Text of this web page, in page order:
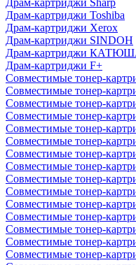
Драм-картриджи Sharp
Драм-картриджи Toshiba
Драм-картриджи Xerox
Драм-картриджи SINDOH
Драм-картриджи
Драм-картриджи F+
Совместимые тонер-
Совместимые тонер-
Совместимые тонер-
Совместимые тонер-
Совместимые тонер-
Совместимые тонер-
Совместимые тонер-
Совместимые тонер-
Совместимые тонер-
Совместимые тонер-
Совместимые тонер-
Совместимые тонер-
Совместимые тонер-
Совместимые тонер-
Совместимые тонер-